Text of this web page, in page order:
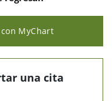
MyChart
una cita